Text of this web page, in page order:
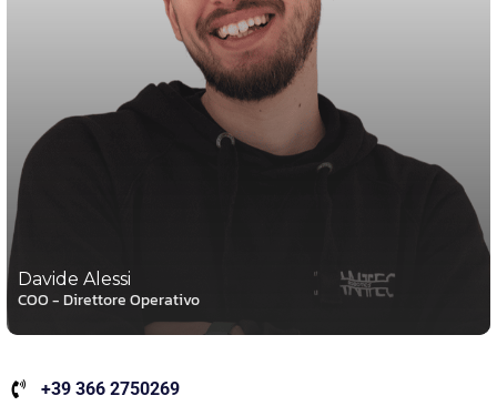
Davide Alessi
COO - Direttore Operativo
+39 366 2750269